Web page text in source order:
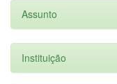
Assunto
Instituição